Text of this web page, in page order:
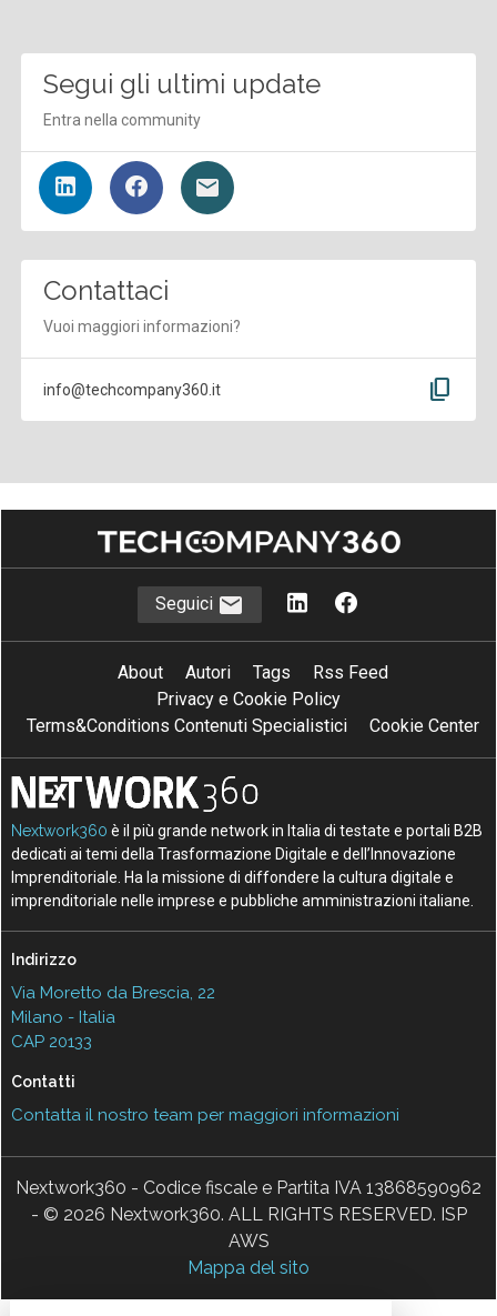
Segui gli ultimi update
Entra nella community
Contattaci
Vuoi maggiori informazioni?
info@techcompany360.it content_copy
Seguici
About Autori Tags
Rss Feed
Privacy e Cookie Policy
Terms&Conditions Contenuti Specialistici
Cookie Center
Nextwork360 è il più grande network in Italia di testate e portali B2B
dedicati ai temi della Trasformazione Digitale e dell’Innovazione
Imprenditoriale. Ha la missione di diffondere la cultura digitale e
imprenditoriale nelle imprese e pubbliche amministrazioni italiane.
Indirizzo
Via Moretto da Brescia, 22
Milano - Italia
CAP 20133
Contatti
Contatta il nostro team per maggiori informazioni
Nextwork360 - Codice fiscale e Partita IVA 13868590962
- © 2026 Nextwork360. ALL RIGHTS RESERVED. ISP
AWS
Mappa del sito